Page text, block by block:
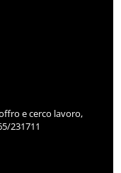
e cerco lavoro,
231711